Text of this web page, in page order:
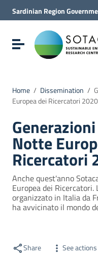
Go to site navigation
Go to Footer
Sardinian Region
Show/hide navigation
Home / Dissemination /
Europea dei Ricercatori 2020
Notte
Ricercatori
Anche quest'anno
Europea dei
organizzato in Italia da
ha avvicinato il mondo
Share See actions